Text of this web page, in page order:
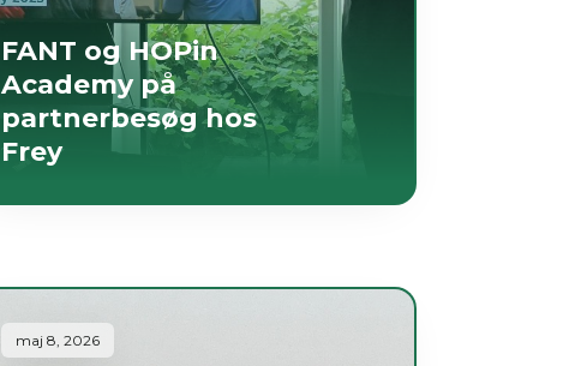
FANT og HOPin
Academy på
partnerbesøg hos
Frey
maj 8, 2026